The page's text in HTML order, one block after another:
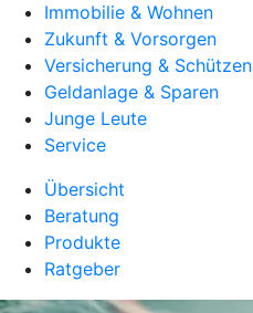
Immobilie & Wohnen
Zukunft & Vorsorgen
Versicherung & Schützen
Geldanlage & Sparen
Junge Leute
Service
Übersicht
Beratung
Produkte
Ratgeber